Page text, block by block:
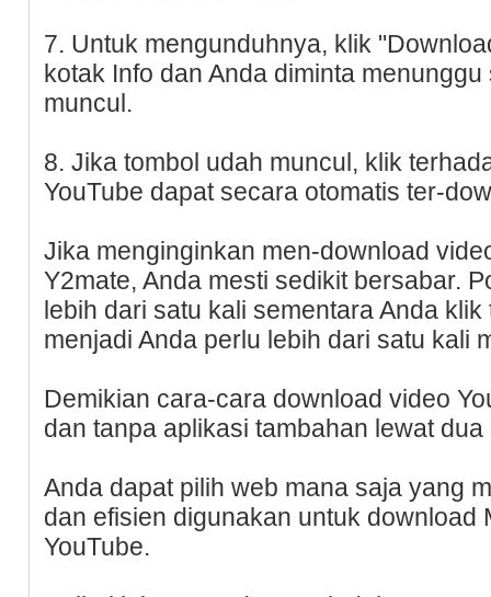
7. Untuk mengunduhnya, klik
kotak Info dan Anda diminta
muncul.
8. Jika tombol udah muncul, klik
YouTube dapat secara otomatis ter-
Jika menginginkan men-download
Y2mate, Anda mesti sedikit bersabar.
lebih dari satu kali sementara Anda
menjadi Anda perlu lebih dari satu kali
Demikian cara-cara download video
dan tanpa aplikasi tambahan lewat
Anda dapat pilih web mana saja yang
dan efisien digunakan untuk download
YouTube.